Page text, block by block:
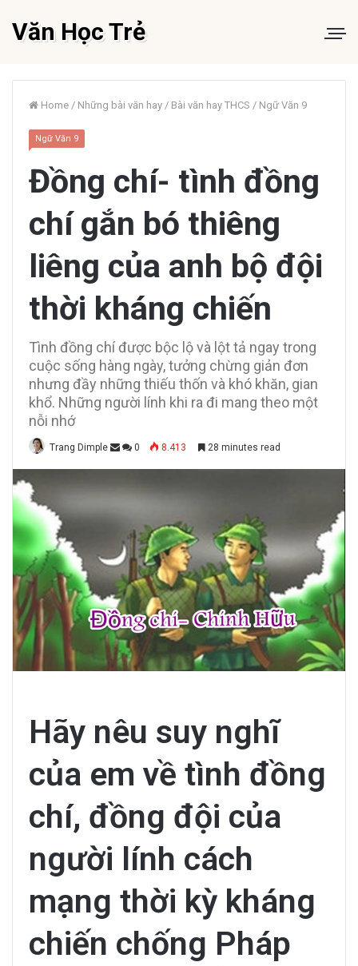
Văn Học Trẻ
Home / Những bài văn hay / Bài văn hay THCS / Ngữ Văn 9
Ngữ Văn 9
Đồng chí- tình đồng
chí gắn bó thiêng
liêng của anh bộ đội
thời kháng chiến
Tình đồng chí được bộc lộ và lột tả ngay trong
cuộc sống hàng ngày, tưởng chừng giản đơn
nhưng đầy những thiếu thốn và khó khăn, gian
khổ. Những người lính khi ra đi mang theo một
nỗi nhớ
Trang Dimple 0 8.413 28 minutes read
Hãy nêu suy nghĩ
của em về tình đồng
chí, đồng đội của
người lính cách
mạng thời kỳ kháng
chiến chống Pháp